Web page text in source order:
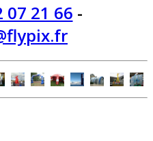
07 21 66 -